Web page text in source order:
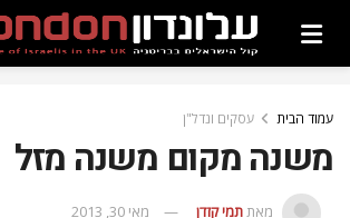
עמוד הבית עסקים ונדל"ן
משנה מקום משנה מזל
מאתתמי קזדן
מאי 30, 2013